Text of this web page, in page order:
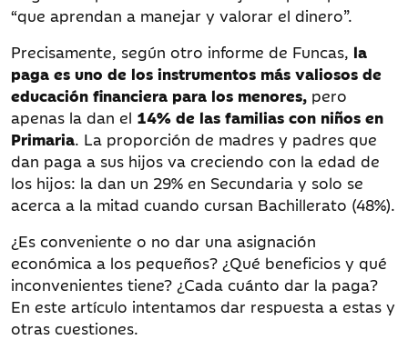
“que aprendan a manejar y valorar el dinero”.
Precisamente, según otro informe de Funcas, la
paga es uno de los instrumentos más valiosos de
educación financiera para los menores, pero
apenas la dan el 14% de las familias con niños en
Primaria. La proporción de madres y padres que
dan paga a sus hijos va creciendo con la edad de
los hijos: la dan un 29% en Secundaria y solo se
acerca a la mitad cuando cursan Bachillerato (48%).
¿Es conveniente o no dar una asignación
económica a los pequeños? ¿Qué beneficios y qué
inconvenientes tiene? ¿Cada cuánto dar la paga?
En este artículo intentamos dar respuesta a estas y
otras cuestiones.